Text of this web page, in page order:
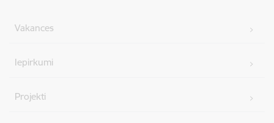
Vakances
Iepirkumi
Projekti